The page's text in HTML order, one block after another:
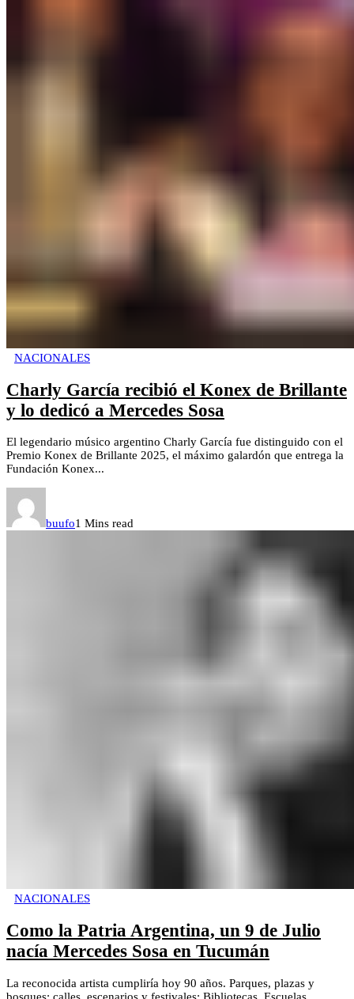
NACIONALES
Charly García recibió el Konex de Brillante
y lo dedicó a Mercedes Sosa
El legendario músico argentino Charly García fue distinguido con el
Premio Konex de Brillante 2025, el máximo galardón que entrega la
Fundación Konex...
buufo1 Mins read
NACIONALES
Como la Patria Argentina, un 9 de Julio
nacía Mercedes Sosa en Tucumán
La reconocida artista cumpliría hoy 90 años. Parques, plazas y
bosques; calles, escenarios y festivales; Bibliotecas, Escuelas,